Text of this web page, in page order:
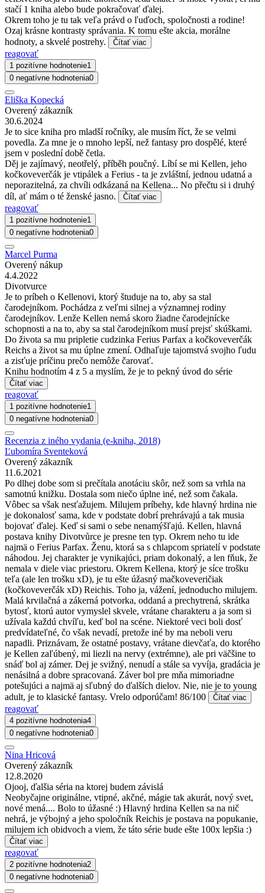
stačí 1 kniha alebo bude pokračovať ďalej.
Okrem toho je tu tak veľa právd o ľuďoch, spoločnosti a rodine!
Ozaj krásne kontrasty správania. K tomu ešte akcia, morálne
hodnoty, a skvelé postrehy.
Čítať viac
reagovať
1 pozitívne hodnotenie1
0 negatívne hodnotenia0
Eliška Kopecká
Overený zákazník
30.6.2024
Je to sice kniha pro mladší ročníky, ale musím říct, že se velmi
povedla. Za mne je o mnoho lepší, než fantasy pro dospělé, které
jsem v poslední době četla.
Děj je zajímavý, neotřelý, příběh poučný. Líbí se mi Kellen, jeho
kočkoveverčák je vtipálek a Ferius - ta je zvláštní, jednou udatná a
neporazitelná, za chvíli odkázaná na Kellena... No přečtu si i druhý
díl, ať mám o té ženské jasno.
Čítať viac
reagovať
1 pozitívne hodnotenie1
0 negatívne hodnotenia0
Marcel Purma
Overený nákup
4.4.2022
Divotvurce
Je to príbeh o Kellenovi, ktorý študuje na to, aby sa stal
čarodejníkom. Pochádza z veľmi silnej a významnej rodiny
čarodejníkov. Lenže Kellen nemá skoro žiadne čarodejnícke
schopnosti a na to, aby sa stal čarodejníkom musí prejsť skúškami.
Do života sa mu pripletie cudzinka Ferius Parfax a kočkoveverčák
Reichs a život sa mu úplne zmení. Odhaľuje tajomstvá svojho ľudu
a zisťuje príčinu prečo nemôže čarovať.
Knihu hodnotím 4 z 5 a myslím, že je to pekný úvod do série
Čítať viac
reagovať
1 pozitívne hodnotenie1
0 negatívne hodnotenia0
Recenzia z iného vydania (e-kniha, 2018)
Ľubomíra Sventeková
Overený zákazník
11.6.2021
Po dlhej dobe som si prečítala anotáciu skôr, než som sa vrhla na
samotnú knižku. Dostala som niečo úplne iné, než som čakala.
Vôbec sa však nesťažujem. Milujem príbehy, kde hlavný hrdina nie
je dokonalosť sama, kde v podstate dobrí prehrávajú a tak musia
bojovať ďalej. Keď si sami o sebe nenamýšľajú. Kellen, hlavná
postava knihy Divotvůrce je presne ten typ. Okrem neho tu ide
najmä o Ferius Parfax. Ženu, ktorá sa s chlapcom spriatelí v podstate
náhodou. Jej charakter je vynikajúci, priam dokonalý, a len fňuk, že
nemala v diele viac priestoru. Okrem Kellena, ktorý je síce trošku
teľa (ale len trošku xD), je tu ešte úžasný mačkoveveričiak
(kočkoveverčák xD) Reichis. Toho ja, vážení, jednoducho milujem.
Malá krvilačná a zákerná potvorka, oddaná a prechytrená, skrátka
bytosť, ktorú autor vymyslel skvele, vrátane charakteru a ja som si
užívala každú chvíľu, keď bol na scéne. Niektoré veci boli dosť
predvídateľné, čo však nevadí, pretože iné by ma neboli veru
napadli. Priznávam, že ostatné postavy, vrátane dievčaťa, do ktorého
je Kellen zaľúbený, mi liezli na nervy (extrémne), ale pri väčšine to
snáď bol aj zámer. Dej je svižný, nenudí a stále sa vyvíja, gradácia je
nenásilná a dobre spracovaná. Záver bol pre mňa mimoriadne
potešujúci a najmä aj sľubný do ďalších dielov. Nie, nie je to young
adult, je to klasické fantasy. Vrelo odporúčam! 86/100
Čítať viac
reagovať
4 pozitívne hodnotenia4
0 negatívne hodnotenia0
Nina Hricová
Overený zákazník
12.8.2020
Ojooj, ďalšia séria na ktorej budem závislá
Neobyčajne originálne, vtipné, akčné, mágie tak akurát, nový svet,
nové mená.... Bolo to úžasné :) Hlavný hrdina Kellen sa na nič
nehrá, je výbojný a jeho spoločník Reichis je postava na popukanie,
milujem ich obidvoch a viem, že táto série bude ešte 100x lepšia :)
Čítať viac
reagovať
2 pozitívne hodnotenia2
0 negatívne hodnotenia0